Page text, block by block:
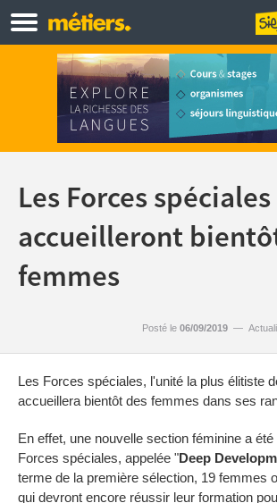
Les Forces spéciales
accueilleront
femmes
Posté le 06/09/2019 —
Les Forces spéciales, l'unité la plus élitiste
accueillera bientôt des femmes dans ses
En effet, une nouvelle section féminine a
Forces spéciales, appelée "Deep
terme de la première sélection, 19 femmes
qui devront encore réussir leur formation